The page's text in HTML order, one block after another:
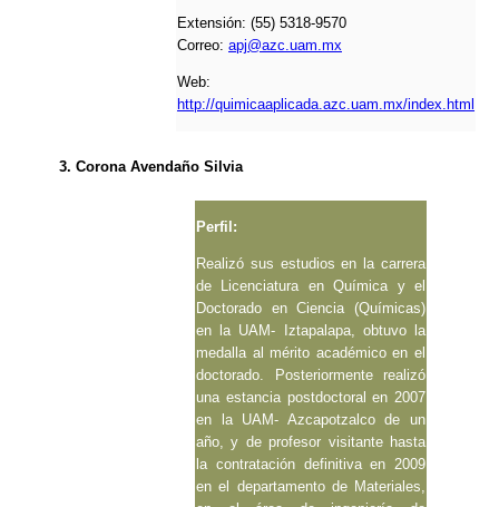
Extensión: (55) 5318-9570
Correo: apj@azc.uam.mx
Web:
http://quimicaaplicada.azc.uam.mx/index.html
3. Corona Avendaño Silvia
Perfil:
Realizó sus estudios en la carrera
de Licenciatura en Química y el
Doctorado en Ciencia (Químicas)
en la UAM- Iztapalapa, obtuvo la
medalla al mérito académico en el
doctorado. Posteriormente realizó
una estancia postdoctoral en 2007
en la UAM- Azcapotzalco de un
año, y de profesor visitante hasta
la contratación definitiva en 2009
en el departamento de Materiales,